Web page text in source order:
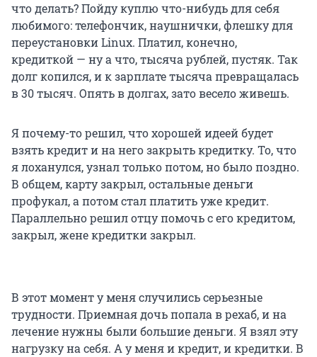
что делать? Пойду куплю что-нибудь для себя
любимого: телефончик, наушнички, флешку для
переустановки Linux. Платил, конечно,
кредиткой — ну а что, тысяча рублей, пустяк. Так
долг копился, и к зарплате тысяча превращалась
в 30 тысяч. Опять в долгах, зато весело живешь.
Я почему-то решил, что хорошей идеей будет
взять кредит и на него закрыть кредитку. То, что
я лоханулся, узнал только потом, но было поздно.
В общем, карту закрыл, остальные деньги
профукал, а потом стал платить уже кредит.
Параллельно решил отцу помочь с его кредитом,
закрыл, жене кредитки закрыл.
В этот момент у меня случились серьезные
трудности. Приемная дочь попала в рехаб, и на
лечение нужны были большие деньги. Я взял эту
нагрузку на себя. А у меня и кредит, и кредитки. В